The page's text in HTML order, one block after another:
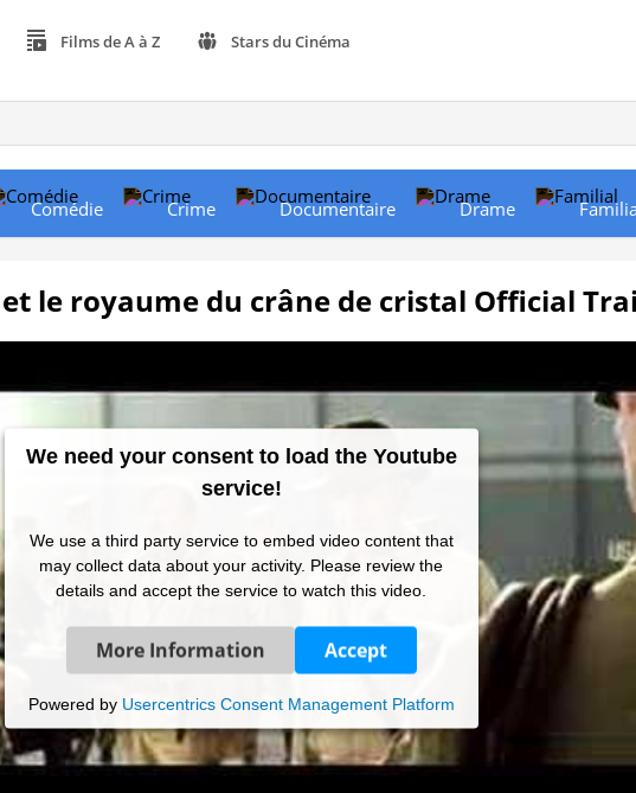
Films de A à Z Stars du Cinéma
Comédie Crime Documentaire Drame
le royaume du crâne de cristal Official
We need your consent to load the Youtube
service!
We use a third party service to embed video content that
may collect data about your activity. Please review the
details and accept the service to watch this video.
More Information Accept
Powered by Usercentrics Consent Management Platform